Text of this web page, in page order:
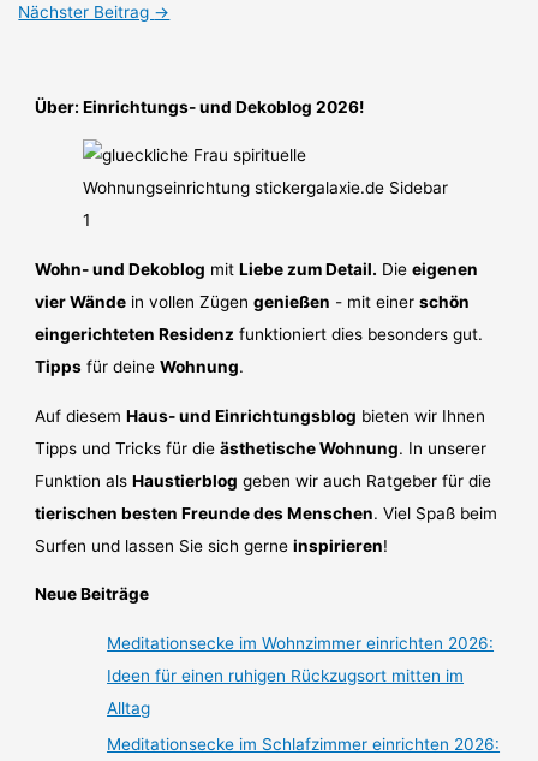
Nächster Beitrag →
Über: Einrichtungs- und Dekoblog 2026!
Wohn- und Dekoblog mitLiebe zum Detail. Dieeigenen
vier Wände in vollen Zügengenießen - mit einerschön
eingerichteten Residenz funktioniert dies besonders gut.
Tipps für deineWohnung.
Auf diesemHaus- und Einrichtungsblog bieten wir Ihnen
Tipps und Tricks für dieästhetische Wohnung. In unserer
Funktion alsHaustierblog geben wir auch Ratgeber für die
tierischen besten Freunde des Menschen. Viel Spaß beim
Surfen und lassen Sie sich gerneinspirieren!
Neue Beiträge
Meditationsecke im Wohnzimmer einrichten 2026:
Ideen für einen ruhigen Rückzugsort mitten im
Alltag
Meditationsecke im Schlafzimmer einrichten 2026: